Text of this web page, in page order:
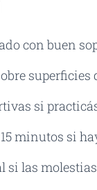
con buen
si
minutos si
si las